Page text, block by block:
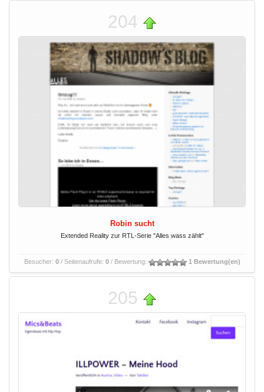
204
Robin sucht
Extended Reality zur RTL-Serie "Alles wass zählt"
Besucher: 0/ Seitenaufrufe: 0/ Bewertung: 1 Bewertung(en)
205